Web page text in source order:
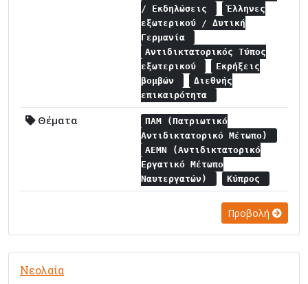
/ Εκδηλώσεις
Έλληνες
εξωτερικού / Δυτική
Γερμανία
Αντιδικτατορικός Τύπος
εξωτερικού
Εκρήξεις
βομβών
Διεθνής
επικαιρότητα
Θέματα
ΠΑΜ (Πατριωτικό
Αντιδικτατορικό Μέτωπο)
ΑΕΜΝ (Αντιδικτατορικό
Εργατικό Μέτωπο
Ναυτεργατών)
Κύπρος
Προβολή
Νεολαία